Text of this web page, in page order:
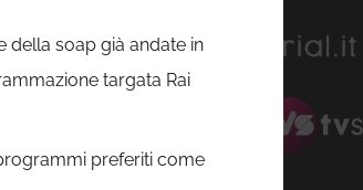
della soap già andate in
targata Rai
preferiti come